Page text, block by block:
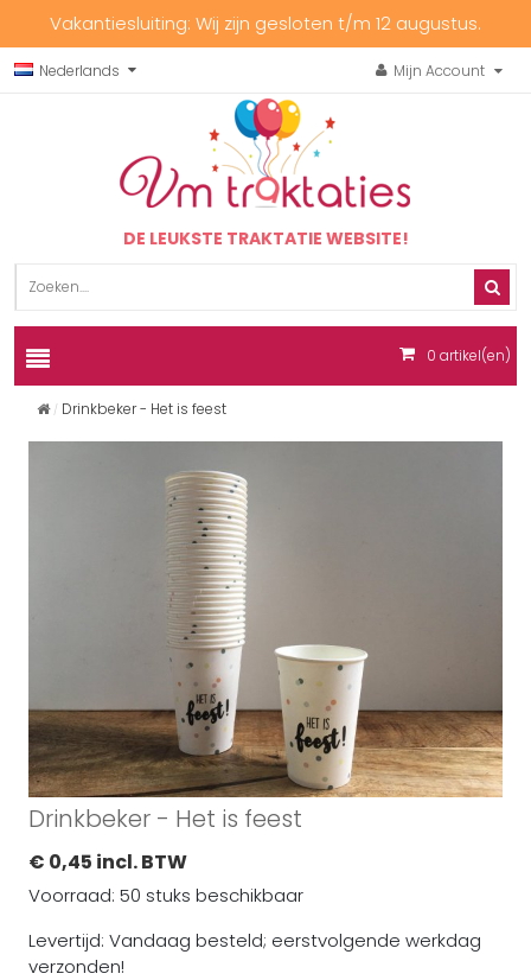
Vakantiesluiting: Wij zijn gesloten t/m 12 augustus.
Nederlands Mijn Account
DE LEUKSTE TRAKTATIE WEBSITE!
0 artikel(en)
Drinkbeker - Het is feest
Drinkbeker - Het is feest
€ 0,45 incl. BTW
Voorraad: 50 stuks beschikbaar
Levertijd: Vandaag besteld; eerstvolgende werkdag
verzonden!